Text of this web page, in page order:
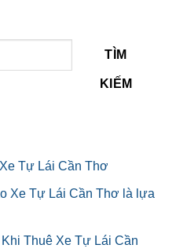
TÌM
KIẾM
Tự Lái Cần Thơ
Xe Tự Lái Cần Thơ là lựa
Thuê Xe Tự Lái Cần